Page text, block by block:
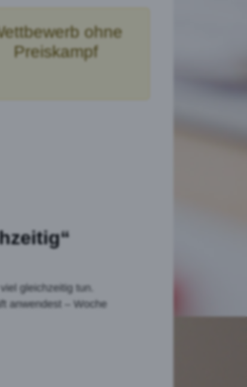
ohne
Preiskampf
gleichzeitig tun.
anwendest – Woche